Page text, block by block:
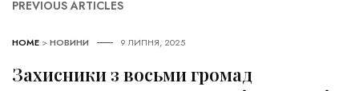
PREVIOUS ARTICLES
HOME >НОВИНИ 9 ЛИПНЯ, 2025
Захисники з восьми громад